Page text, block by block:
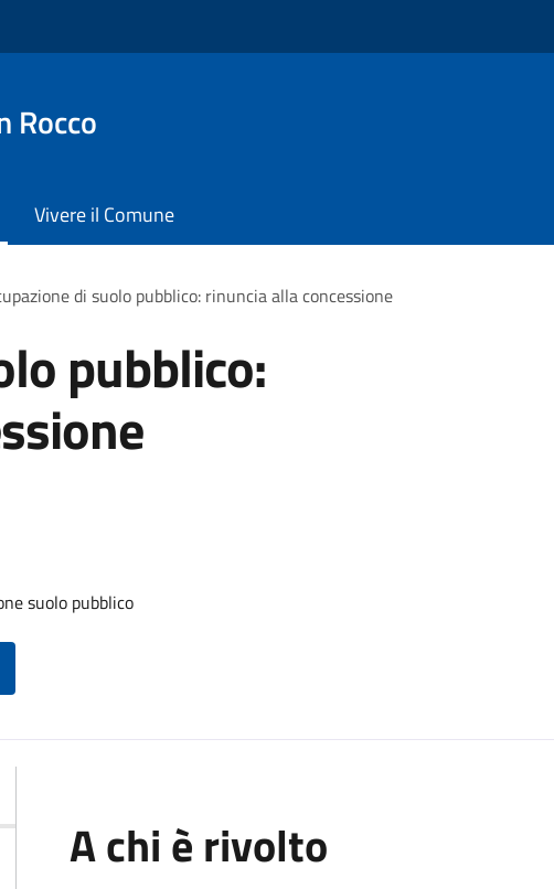
Rocco
Vivere il Comune
di suolo pubblico: rinuncia alla concessione
pubblico:
suolo pubblico
A chi è rivolto